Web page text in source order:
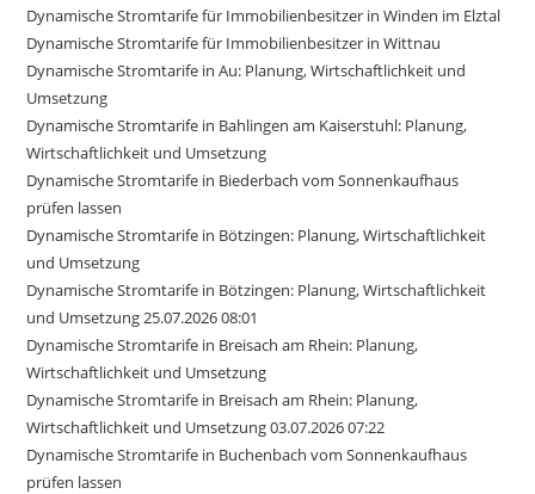
Dynamische Stromtarife für Immobilienbesitzer in Winden im Elztal
Dynamische Stromtarife für Immobilienbesitzer in Wittnau
Dynamische Stromtarife in Au: Planung, Wirtschaftlichkeit und
Umsetzung
Dynamische Stromtarife in Bahlingen am Kaiserstuhl: Planung,
Wirtschaftlichkeit und Umsetzung
Dynamische Stromtarife in Biederbach vom Sonnenkaufhaus
prüfen lassen
Dynamische Stromtarife in Bötzingen: Planung, Wirtschaftlichkeit
und Umsetzung
Dynamische Stromtarife in Bötzingen: Planung, Wirtschaftlichkeit
und Umsetzung 25.07.2026 08:01
Dynamische Stromtarife in Breisach am Rhein: Planung,
Wirtschaftlichkeit und Umsetzung
Dynamische Stromtarife in Breisach am Rhein: Planung,
Wirtschaftlichkeit und Umsetzung 03.07.2026 07:22
Dynamische Stromtarife in Buchenbach vom Sonnenkaufhaus
prüfen lassen